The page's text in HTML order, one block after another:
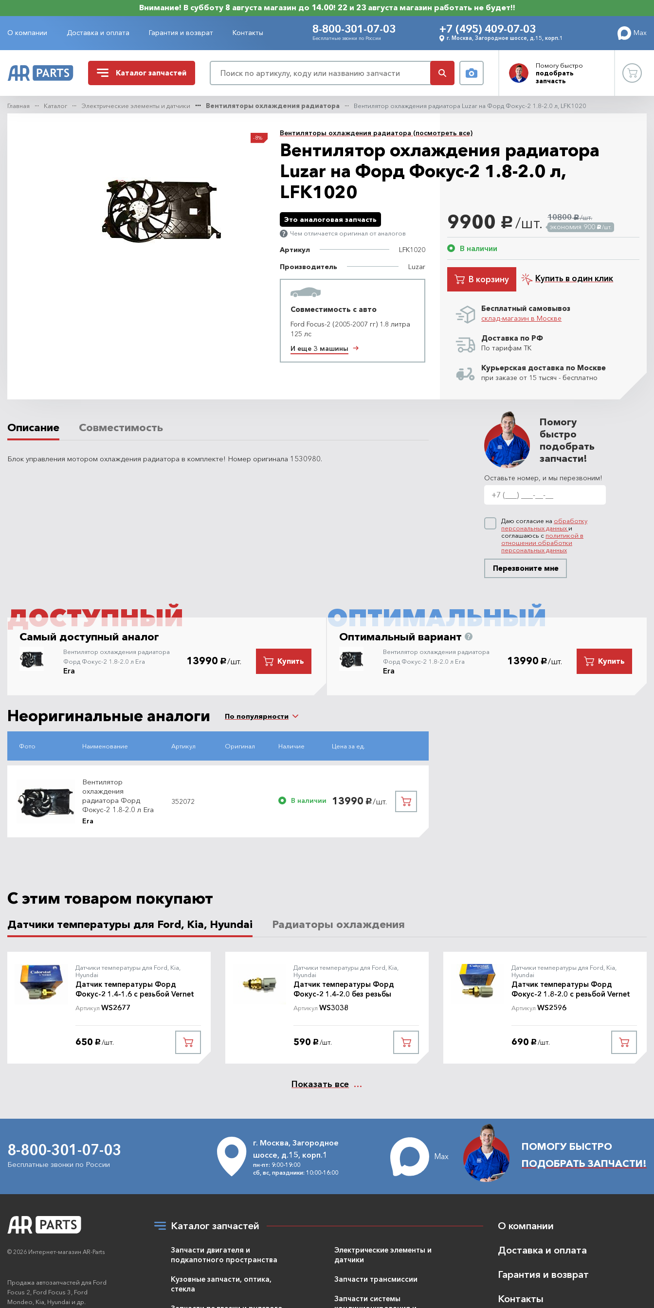
Внимание! В субботу 8 августа магазин до 14.00! 22 и 23 августа магазин работать не будет!!
О компании Доставка и оплата Гарантия и возврат Контакты 8-800-301-07-03
Бесплатные звонки по России
+7 (495) 409-07-03
г. Москва, Загородное шоссе, д.15, корп.1
Max
Каталог запчастей
Помогу быстро
подобрать
запчасть
Главная Каталог Электрические элементы и датчики Вентиляторы охлаждения радиатора Вентилятор охлаждения радиатора Luzar на Форд Фокус-2 1.8-2.0 л, LFK1020
-8%
Вентиляторы охлаждения радиатора (посмотреть все)
Вентилятор охлаждения радиатора
Luzar на Форд Фокус-2 1.8-2.0 л,
LFK1020
9900 руб. /шт. 10800руб./шт.
экономия 900 руб. /шт.
В наличии
В корзину Купить в один клик
Бесплатный самовывоз
склад-магазин в Москве
Доставка по РФ
По тарифам ТК
Курьерская доставка по Москве
при заказе от 15 тысяч - бесплатно
Это аналоговая запчасть
Чем отличается оригинал от аналогов
Артикул
LFK1020
Производитель
Luzar
Совместимость с авто
Ford Focus-2 (2005-2007 гг) 1.8 литра
125 лс
И еще 3 машины
Описание Совместимость
Блок управления мотором охлаждения радиатора в комплекте! Номер оригинала 1530980.
Помогу
быстро
подобрать
запчасти!
Оставьте номер, и мы перезвоним!
Даю согласие на обработку
персональных данных и
соглашаюсь с политикой в
отношении обработки
персональных данных
Перезвоните мне
ДОСТУПНЫЙ
Самый доступный аналог
Вентилятор охлаждения радиатора
Форд Фокус-2 1.8-2.0 л Era
Era
13990 руб./шт. Купить
ОПТИМАЛЬНЫЙ
Оптимальный вариант
Вентилятор охлаждения радиатора
Форд Фокус-2 1.8-2.0 л Era
Era
13990 руб./шт. Купить
Неоригинальные аналоги По популярности
Фото Наименование Артикул Оригинал Наличие Цена за ед.
Вентилятор
охлаждения
радиатора Форд
Фокус-2 1.8-2.0 л Era
Era
352072 В наличии 13990 руб./шт.
С этим товаром покупают
Датчики температуры для Ford, Kia, Hyundai Радиаторы охлаждения
Датчики температуры для Ford, Kia,
Hyundai
Датчик температуры Форд
Фокус-2 1.4-1.6 с резьбой Vernet
Артикул WS2677
650 руб. /шт.
Датчики температуры для Ford, Kia,
Hyundai
Датчик температуры Форд
Фокус-2 1.4-2.0 без резьбы
Артикул WS3038
590 руб. /шт.
Датчики температуры для Ford, Kia,
Hyundai
Датчик температуры Форд
Фокус-2 1.8-2.0 с резьбой Vernet
Артикул WS2596
690 руб. /шт.
Показать все
8-800-301-07-03
Бесплатные звонки по России
Max
г. Москва, Загородное
шоссе, д.15, корп.1
пн-пт: 9:00-19:00
сб, вс, праздники: 10:00-16:00
ПОМОГУ БЫСТРО
ПОДОБРАТЬ ЗАПЧАСТИ!
© 2026 Интернет-магазин AR-Parts
Продажа автозапчастей для Ford
Focus 2, Ford Focus 3, Ford
Mondeo, Kia, Hyundai и др.
Каталог запчастей
Запчасти двигателя и
подкапотного пространства
Кузовные запчасти, оптика,
стекла
Электрические элементы и
датчики
Запчасти трансмиссии
Запчасти системы
О компании
Доставка и оплата
Гарантия и возврат
Контакты